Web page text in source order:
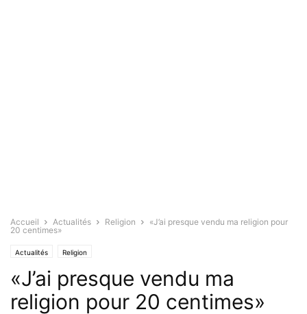
Accueil Actualités Religion
«J’ai presque vendu ma religion pour
20 centimes»
Actualités Religion
«J’ai presque vendu ma
religion pour 20 centimes»